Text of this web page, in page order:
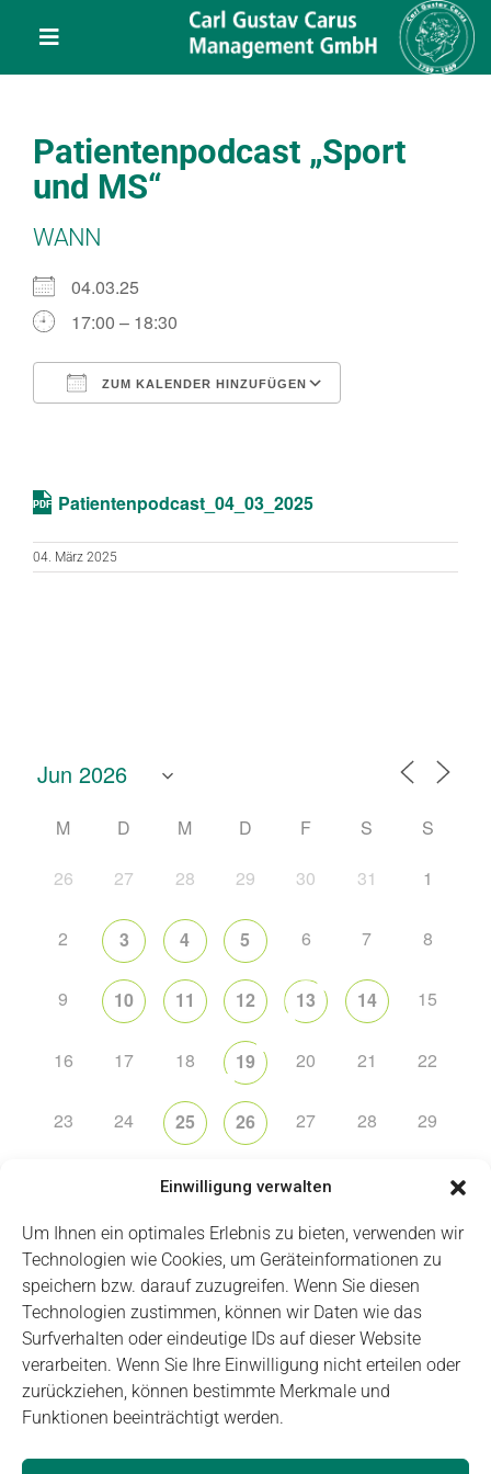
Einwilligung verwalten
Um Ihnen ein optimales Erlebnis zu bieten, verwenden wir
Technologien wie Cookies, um Geräteinformationen zu
speichern bzw. darauf zuzugreifen. Wenn Sie diesen
Technologien zustimmen, können wir Daten wie das
Surfverhalten oder eindeutige IDs auf dieser Website
verarbeiten. Wenn Sie Ihre Einwilligung nicht erteilen oder
zurückziehen, können bestimmte Merkmale und
Funktionen beeinträchtigt werden.
Toggle
Navigation
Über uns
Veranstaltungen
Projekte
Service
Patientenpodcast „Sport
und MS“
WANN
04.03.25
17:00 – 18:30
ZUM KALENDER HINZUFÜGEN
Patientenpodcast_04_03_2025
04. März 2025
M D M D F S
S
26
27 28 29 30 31 1
2 3 4 5 6 7 8
9 10 11 12 13 14 15
16 17 18 19 20 21 22
23 24 25 26 27 28 29
2 3 4
Impressum Datenschutz Login